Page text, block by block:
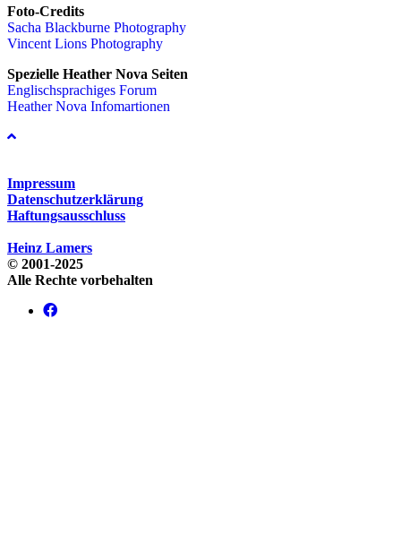
Foto-Credits
Sacha Blackburne Photography
Vincent Lions Photography
Spezielle Heather Nova Seiten
Englischsprachiges Forum
Heather Nova Infomartionen
Impressum
Datenschutzerklärung
Haftungsausschluss
Heinz Lamers
© 2001-2025
Alle Rechte vorbehalten